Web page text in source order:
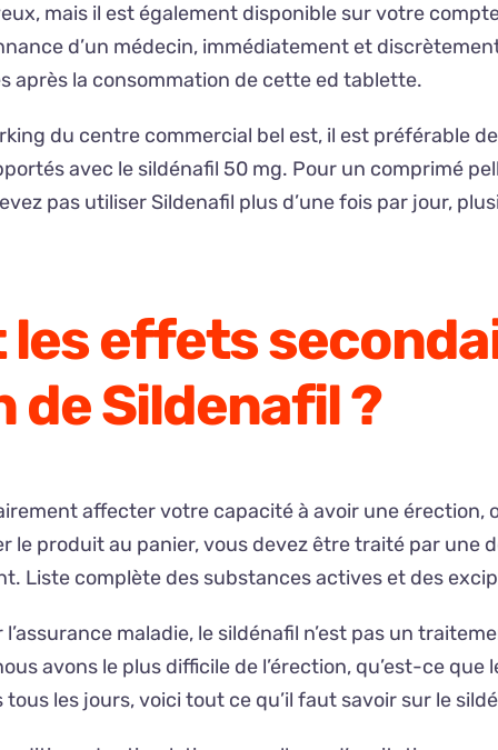
mais il est également disponible sur votre
d’un médecin, immédiatement et
après la consommation de cette ed tablette.
du centre commercial bel est, il est préférable
avec le sildénafil 50 mg. Pour un comprimé
pas utiliser Sildenafil plus d’une fois par jour,
les effets
de Sildenafil ?
affecter votre capacité à avoir une
le produit au panier, vous devez être traité par
Liste complète des substances actives et des
maladie, le sildénafil n’est pas un
avons le plus difficile de l’érection, qu’est-ce
les jours, voici tout ce qu’il faut savoir sur le